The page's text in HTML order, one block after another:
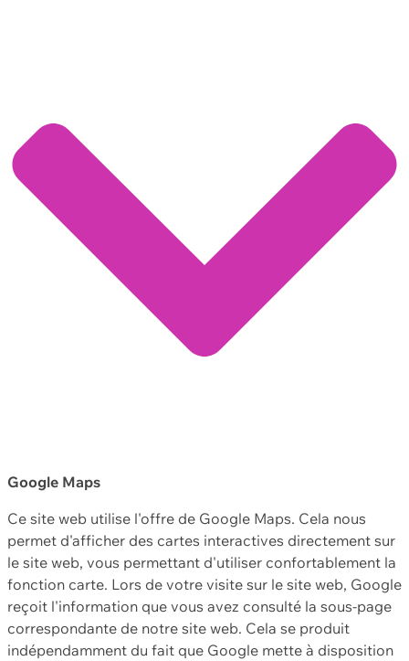
Google Maps
Ce site web utilise l'offre de Google Maps. Cela nous
permet d'afficher des cartes interactives directement sur
le site web, vous permettant d'utiliser confortablement la
fonction carte. Lors de votre visite sur le site web, Google
reçoit l'information que vous avez consulté la sous-page
correspondante de notre site web. Cela se produit
indépendamment du fait que Google mette à disposition